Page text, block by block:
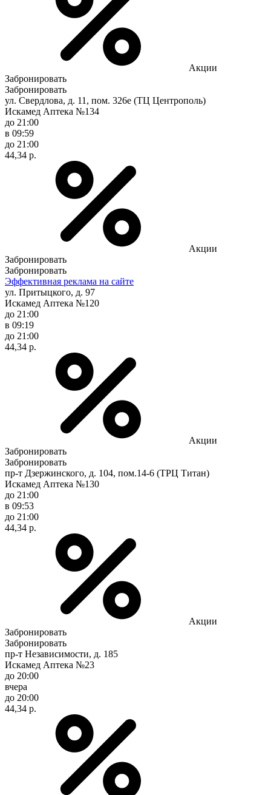
Акции
Забронировать
Забронировать
ул. Свердлова, д. 11, пом. 326е (ТЦ Центрополь)
Искамед Аптека №134
до 21:00
в 09:59
до 21:00
44,34 р.
Акции
Забронировать
Забронировать
Эффективная реклама на сайте
ул. Притыцкого, д. 97
Искамед Аптека №120
до 21:00
в 09:19
до 21:00
44,34 р.
Акции
Забронировать
Забронировать
пр-т Дзержинского, д. 104, пом.14-6 (ТРЦ Титан)
Искамед Аптека №130
до 21:00
в 09:53
до 21:00
44,34 р.
Акции
Забронировать
Забронировать
пр-т Независимости, д. 185
Искамед Аптека №23
до 20:00
вчера
до 20:00
44,34 р.